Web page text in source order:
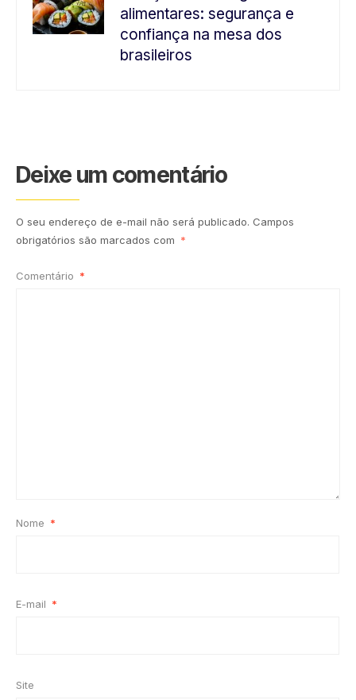
alimentares: segurança e
confiança na mesa dos
brasileiros
Deixe um comentário
O seu endereço de e-mail não será publicado. Campos
obrigatórios são marcados com *
Comentário *
Nome *
E-mail *
Site